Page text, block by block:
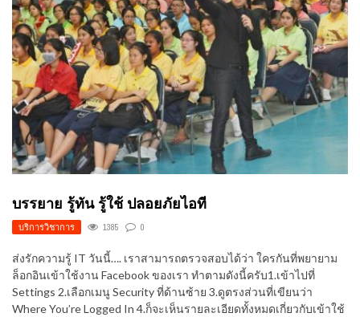
บรรยาย รู้ทัน รู้ใช้ ปลอยภัยไอที
บริการวิชาการ 1385 0
ส่งรักความรู้ IT วันนี้…. เราสามารถตรวจสอบได้ว่า ใครกันที่พยายาม
ล็อกอินเข้าใช้งาน Facebook ของเรา ทำตามดังนี้ครับ1.เข้าไปที่
Settings 2.เลือกเมนู Security ที่ด้านซ้าย 3.ดูตรงส่วนที่เขียนว่า
Where You’re Logged In 4.ก็จะเห็นรายละเอียดทั้งหมดเกี่ยวกับเข้าใช้